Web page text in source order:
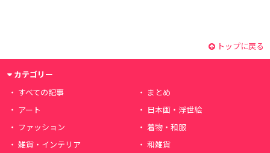
トップに戻る
カテゴリー
すべての記事
まとめ
アート
日本画・浮世絵
ファッション
着物・和服
雑貨・インテリア
和雑貨